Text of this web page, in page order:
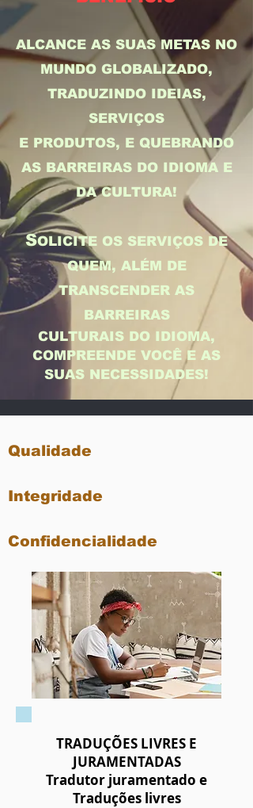
ALCANCE AS SUAS METAS NO
MUNDO GLOBALIZADO,
TRADUZINDO IDEIAS,
SERVIÇOS
E PRODUTOS, E QUEBRANDO
AS BARREIRAS DO IDIOMA E
DA CULTURA!
SOLICITE OS SERVIÇOS DE
QUEM, ALÉM DE
TRANSCENDER AS
BARREIRAS
CULTURAIS DO IDIOMA,
COMPREENDE VOCÊ E AS
SUAS NECESSIDADES!
Qualidade
Integridade
Confidencialidade
TRADUÇÕES LIVRES E
JURAMENTADAS
Tradutor juramentado e
Traduções livres